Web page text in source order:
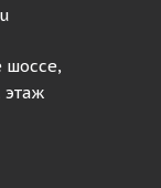
шоссе,